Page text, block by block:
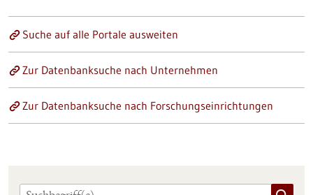
Suche auf alle Portale ausweiten
Zur Datenbanksuche nach Unternehmen
Zur Datenbanksuche nach Forschungseinrichtungen